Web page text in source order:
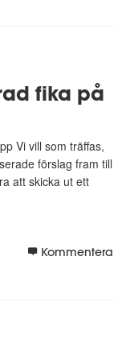
fika på
Vi vill som träffas,
förslag fram till
att skicka ut ett
Kommentera